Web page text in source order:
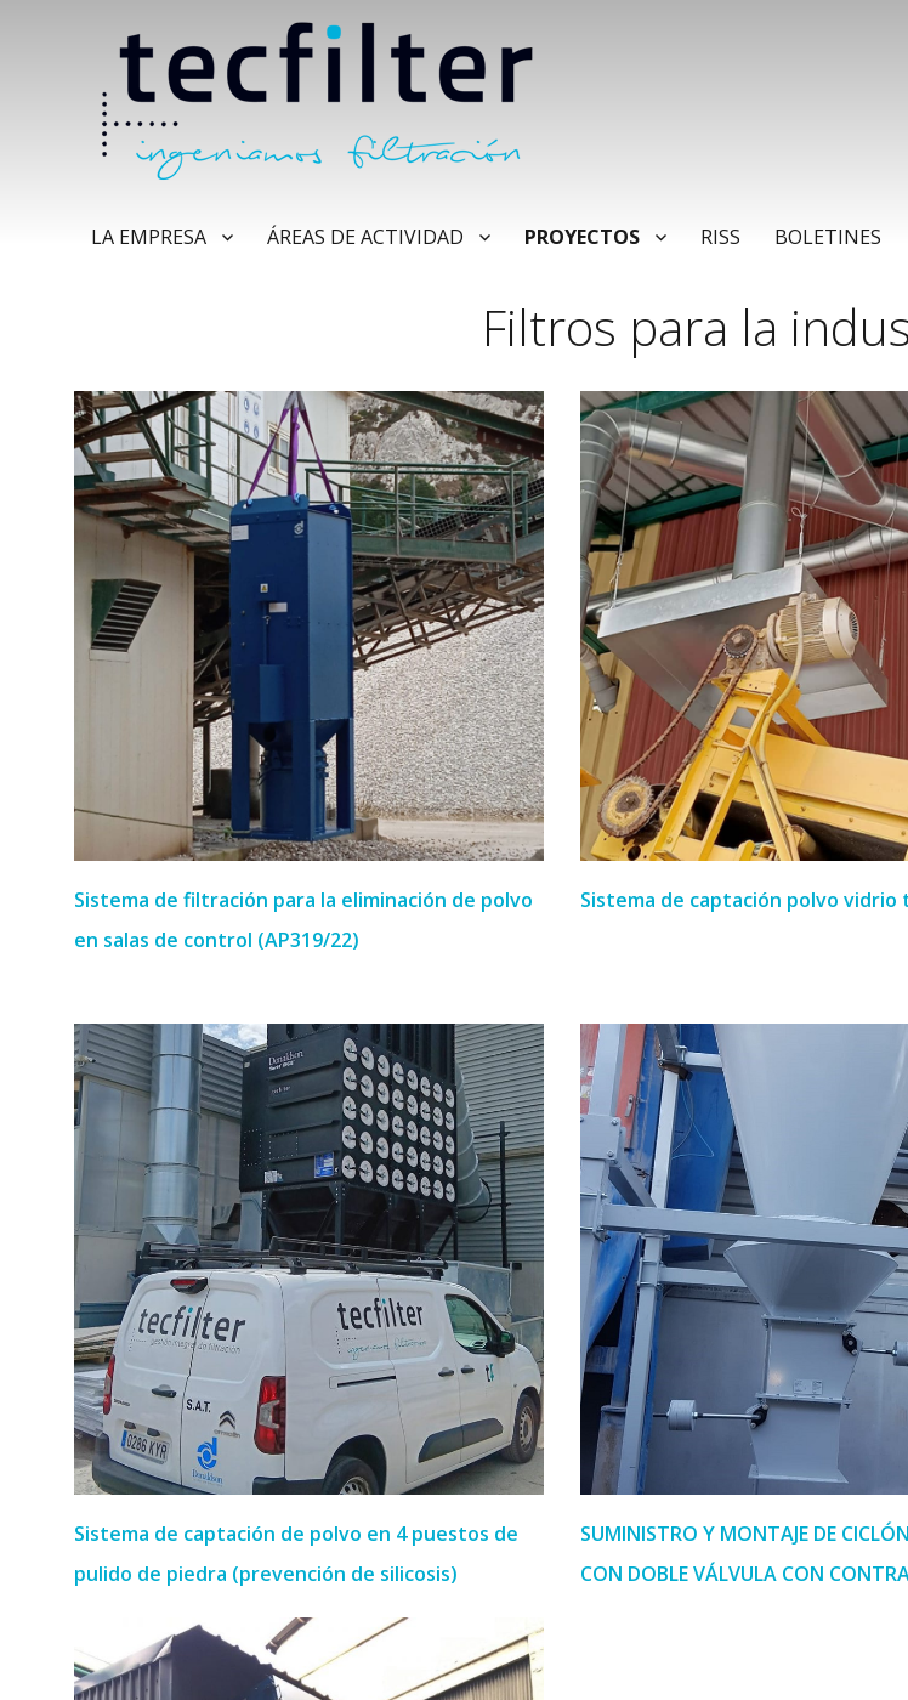
LA EMPRESA ÁREAS DE ACTIVIDAD PROYECTOS RISS BOLETINES
Filtros para la
Sistema de filtración para la eliminación de polvo
en salas de control (AP319/22)
Sistema de captación polvo
Sistema de captación de polvo en 4 puestos de
pulido de piedra (prevención de silicosis)
SUMINISTRO Y MONTAJE DE
CON DOBLE VÁLVULA CON